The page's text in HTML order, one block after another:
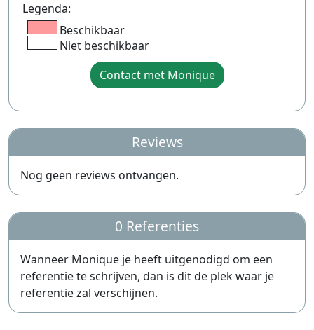
Legenda:
Beschikbaar
Niet beschikbaar
Contact met Monique
Reviews
Nog geen reviews ontvangen.
0 Referenties
Wanneer Monique je heeft uitgenodigd om een
referentie te schrijven, dan is dit de plek waar je
referentie zal verschijnen.